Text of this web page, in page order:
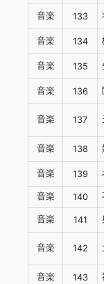
音楽 133
音楽 134
音楽 135
音楽 136
音楽 137
音楽 138
音楽 139
音楽 140
音楽 141
音楽 142
音楽 143